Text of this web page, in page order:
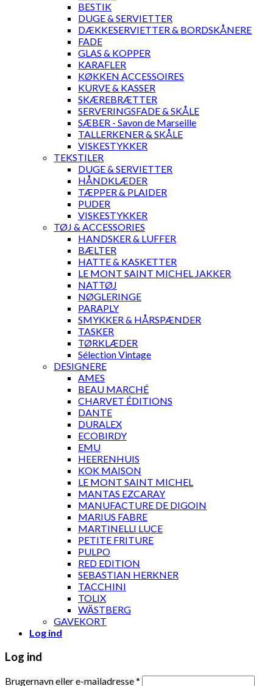
BESTIK
DUGE & SERVIETTER
DÆKKESERVIETTER & BORDSKÅNERE
FADE
GLAS & KOPPER
KARAFLER
KØKKEN ACCESSOIRES
KURVE & KASSER
SKÆREBRÆTTER
SERVERINGSFADE & SKÅLE
SÆBER - Savon de Marseille
TALLERKENER & SKÅLE
VISKESTYKKER
TEKSTILER
DUGE & SERVIETTER
HÅNDKLÆDER
TÆPPER & PLAIDER
PUDER
VISKESTYKKER
TØJ & ACCESSORIES
HANDSKER & LUFFER
BÆLTER
HATTE & KASKETTER
LE MONT SAINT MICHEL JAKKER
NATTØJ
NØGLERINGE
PARAPLY
SMYKKER & HÅRSPÆNDER
TASKER
TØRKLÆDER
Sélection Vintage
DESIGNERE
AMES
BEAU MARCHÉ
CHARVET ÉDITIONS
DANTE
DURALEX
ECOBIRDY
EMU
HEERENHUIS
KOK MAISON
LE MONT SAINT MICHEL
MANTAS EZCARAY
MANUFACTURE DE DIGOIN
MARIUS FABRE
MARTINELLI LUCE
PETITE FRITURE
PULPO
RED EDITION
SEBASTIAN HERKNER
TACCHINI
TOLIX
WÄSTBERG
GAVEKORT
Log ind
Log ind
Brugernavn eller e-mailadresse*